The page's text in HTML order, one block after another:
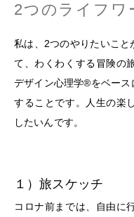
2つのライフワ
私は、2つのやりたいこと
て、わくわくする冒険の
デザイン心理学®をベー
することです。人生の楽
したいんです。
１）旅スケッチ
コロナ前までは、自由に